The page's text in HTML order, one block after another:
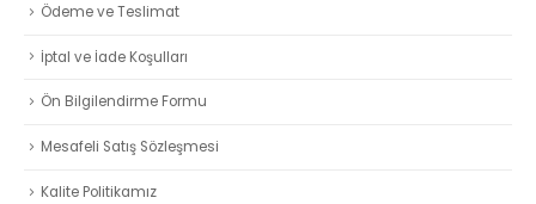
Ödeme ve Teslimat
İptal ve İade Koşulları
Ön Bilgilendirme Formu
Mesafeli Satış Sözleşmesi
Kalite Politikamız